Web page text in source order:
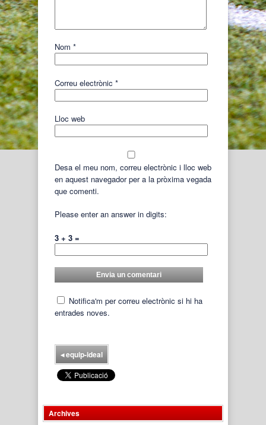
Nom *
Correu electrònic *
Lloc web
Desa el meu nom, correu electrònic i lloc web
en aquest navegador per a la pròxima vegada
que comenti.
Please enter an answer in digits:
3 + 3 =
Notifica'm per correu electrònic si hi ha
entrades noves.
◂equip-ideal
Archives